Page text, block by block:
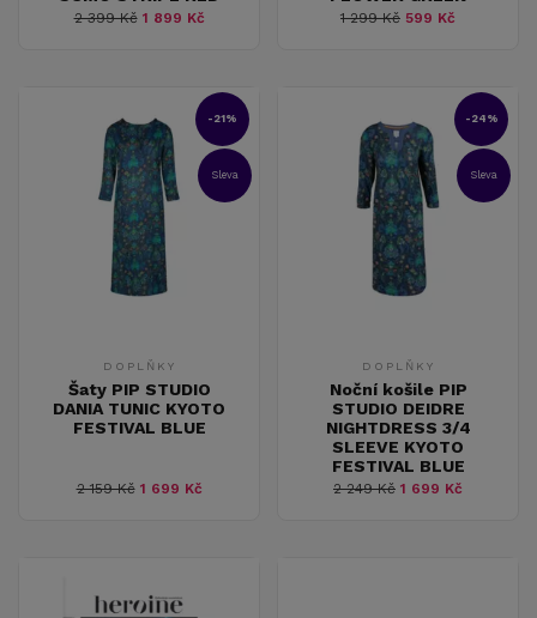
2 399 Kč1 899 Kč 1 299 Kč 599 Kč
-21%
Sleva
DOPLŇKY
Šaty PIP STUDIO
DANIA TUNIC KYOTO
FESTIVAL BLUE
2 159 Kč1 699 Kč
-24%
Sleva
DOPLŇKY
Noční košile PIP
STUDIO DEIDRE
NIGHTDRESS 3/4
SLEEVE KYOTO
FESTIVAL BLUE
2 249 Kč 1 699 Kč